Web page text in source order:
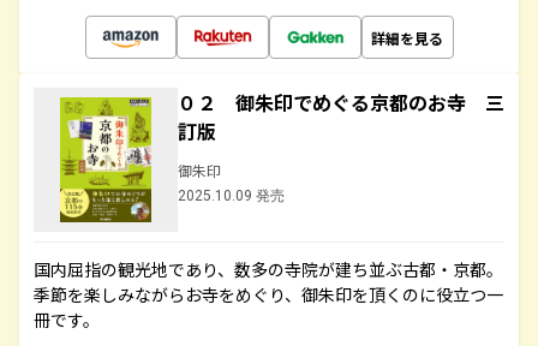
詳細を見る
０２ 御朱印でめぐる京都のお寺 三
訂版
御朱印
2025.10.09 発売
国内屈指の観光地であり、数多の寺院が建ち並ぶ古都・京都。
季節を楽しみながらお寺をめぐり、御朱印を頂くのに役立つ一
冊です。